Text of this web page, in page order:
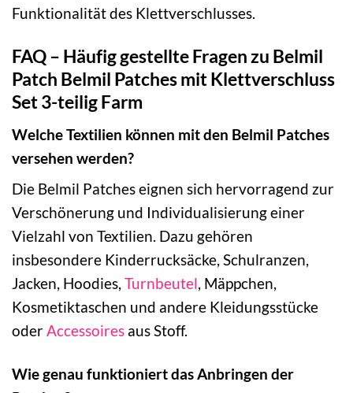
Funktionalität des Klettverschlusses.
FAQ – Häufig gestellte Fragen zu Belmil
Patch Belmil Patches mit Klettverschluss
Set 3-teilig Farm
Welche Textilien können mit den Belmil Patches
versehen werden?
Die Belmil Patches eignen sich hervorragend zur
Verschönerung und Individualisierung einer
Vielzahl von Textilien. Dazu gehören
insbesondere Kinderrucksäcke, Schulranzen,
Jacken, Hoodies, Turnbeutel, Mäppchen,
Kosmetiktaschen und andere Kleidungsstücke
oderAccessoires aus Stoff.
Wie genau funktioniert das Anbringen der